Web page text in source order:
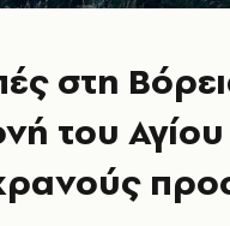
στη
του